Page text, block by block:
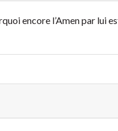
encore l’Amen par lui